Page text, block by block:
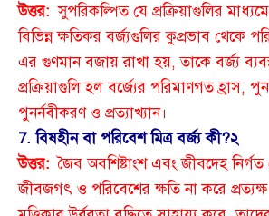
উত্তর: সুপরিকল্পিত যে প্রক্রিয়াগুলির
বিভিন্ন ক্ষতিকর বর্জ্যগুলির কুপ্রভাব থেকে
এর গুণমান বজায় রাখা হয়, তাকে বর্জ্য
প্রক্রিয়াগুলি হল বর্জ্যের পরিমাণগত হ্রাস,
পুনর্নবীকরণ ও প্রত্যাখ্যান।
7. বিষহীন বা পরিবেশ মিত্র বর্জ্য কী?২
উত্তর: জৈব অবশিষ্টাংশ এবং জীবদেহ নির্গত
জীবজগৎ ও পরিবেশের ক্ষতি না করে